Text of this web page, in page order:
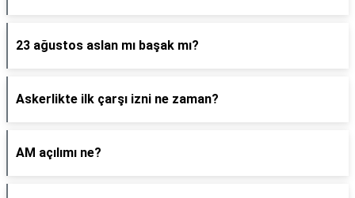
23 ağustos aslan mı başak mı?
Askerlikte ilk çarşı izni ne zaman?
AM açılımı ne?